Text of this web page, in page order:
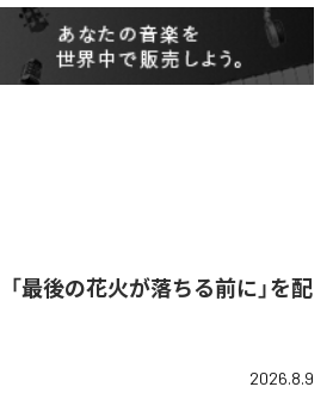
最後の花火が落ちる前に」を配
2026.8.9